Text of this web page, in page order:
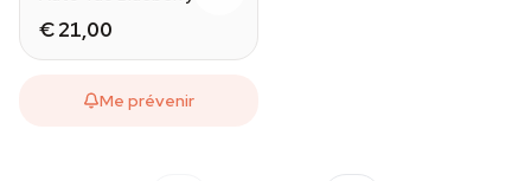
€ 21,00
Me prévenir